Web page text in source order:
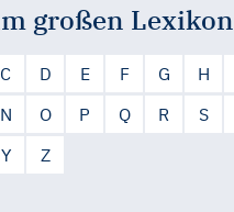
großen Lexikon
C D E F G H
N O P Q R S
Y Z